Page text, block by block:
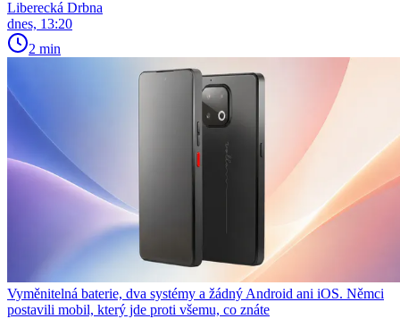
Liberecká Drbna
dnes, 13:20
2 min
Vyměnitelná baterie, dva systémy a žádný Android ani iOS. Němci
postavili mobil, který jde proti všemu, co znáte